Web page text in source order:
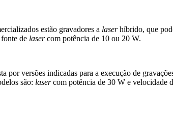
estão gravadores a laserhíbrido, que
de lasercom potência de 10 ou 20 W.
por versões indicadas para a execução de
são: lasercom potência de 30 W e velocidade